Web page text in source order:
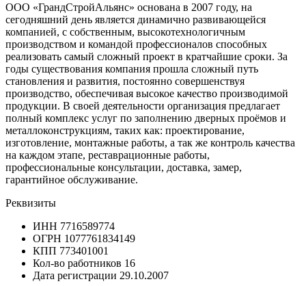
ООО «ГрандСтройАльянс» основана в 2007 году, на
сегодняшний день является динамично развивающейся
компанией, с собственным, высокотехнологичным
производством и командой профессионалов способных
реализовать самый сложный проект в кратчайшие сроки. За
годы существования компания прошла сложный путь
становления и развития, постоянно совершенствуя
производство, обеспечивая высокое качество производимой
продукции. В своей деятельности организация предлагает
полный комплекс услуг по заполнению дверных проёмов и
металлоконструкциям, таких как: проектирование,
изготовление, монтажные работы, а так же контроль качества
на каждом этапе, реставрационные работы,
профессиональные консультации, доставка, замер,
гарантийное обслуживание.
Реквизиты
ИНН 7716589774
ОГРН 1077761834149
КПП 773401001
Кол-во работников 16
Дата регистрации 29.10.2007